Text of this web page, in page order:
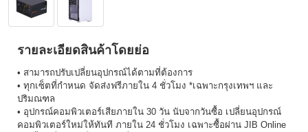
รายละเอียดสินค้าโดยย่อ
• สามารถปรับเปลี่ยนอุปกรณ์ได้ตามที่ต้องการ
• ทุกเซ็ตที่กำหนด จัดส่งฟรีภายใน 4 ชั่วโมง *เฉพาะกรุงเทพฯ และ
ปริมณฑล
• อุปกรณ์คอมพิวเตอร์เสียภายใน 30 วัน นับจากวันซื้อ เปลี่ยนอุปกรณ์
คอมพิวเตอร์ใหม่ให้ทันที ภายใน 24 ชั่วโมง เฉพาะซื้อผ่าน JIB Online